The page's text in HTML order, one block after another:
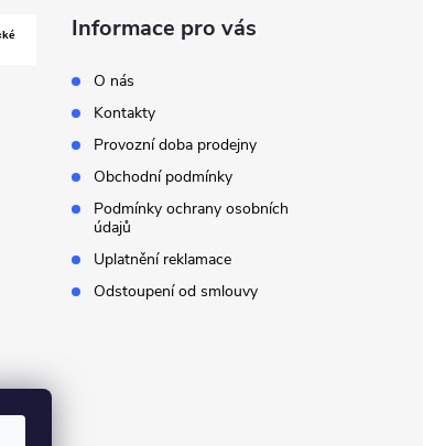
Informace pro vás
O nás
Kontakty
Provozní doba prodejny
Obchodní podmínky
Podmínky ochrany osobních
údajů
Uplatnění reklamace
Odstoupení od smlouvy